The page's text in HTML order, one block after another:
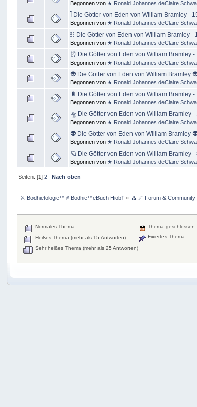
Begonnen von ★ Ronald Johannes deClaire
Ï Die Götter von Eden von William Bramley -
Begonnen von ★ Ronald Johannes deClaire
⛓ Die Götter von Eden von William Bramley -
Begonnen von ★ Ronald Johannes deClaire
⏰ Die Götter von Eden von William Bramley
Begonnen von ★ Ronald Johannes deClaire
👽 Die Götter von Eden von William Bramley
Begonnen von ★ Ronald Johannes deClaire
🔋 Die Götter von Eden von William Bramley
Begonnen von ★ Ronald Johannes deClaire
🛸 Die Götter von Eden von William Bramley
Begonnen von ★ Ronald Johannes deClaire
👽 Die Götter von Eden von William Bramley
Begonnen von ★ Ronald Johannes deClaire
🪐 Die Götter von Eden von William Bramley
Begonnen von ★ Ronald Johannes deClaire
Seiten: [1] 2 Nach oben
⚔ Bodhietologie™📓Bodhie™eBuch Hiob†» ⛪ ☄ Forum &
Normales Thema
Heißes Thema (mehr als 15 Antworten)
Sehr heißes Thema (mehr als 25 Antworten)
Thema geschlossen
Fixiertes Thema